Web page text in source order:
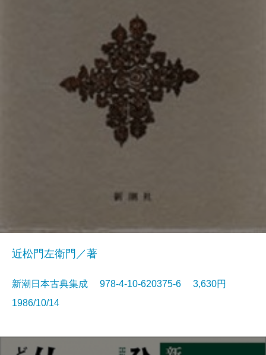
近松門左衛門／著
新潮日本古典集成 978-4-10-620375-6 3,630円
1986/10/14